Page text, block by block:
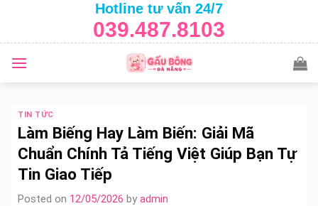
content
Hotline tư vấn 24/7
039.487.8103
TIN TỨC
Làm Biếng Hay Làm Biến: Giải Mã
Chuẩn Chính Tả Tiếng Việt Giúp Bạn Tự
Tin Giao Tiếp
Posted on 12/05/2026 by admin